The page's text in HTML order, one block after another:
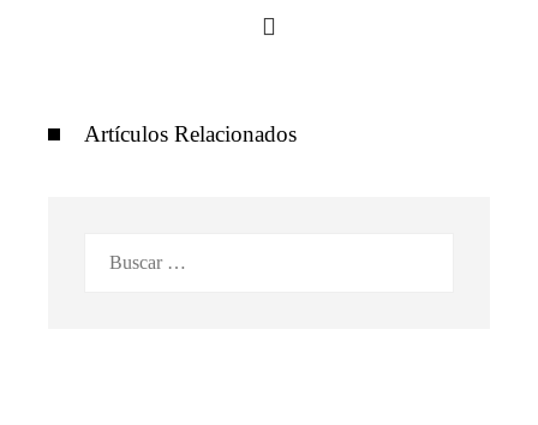
Artículos Relacionados